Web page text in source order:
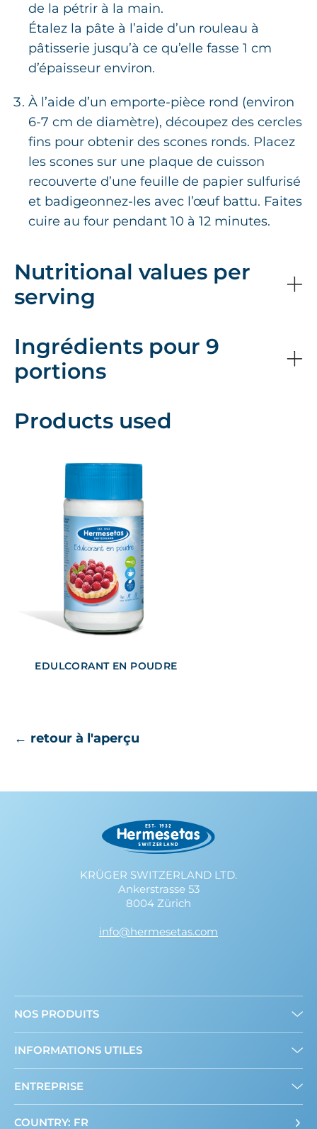
de la pétrir à la main.
Étalez la pâte à l’aide d’un rouleau à
pâtisserie jusqu’à ce qu’elle fasse 1 cm
d’épaisseur environ.
À l’aide d’un emporte-pièce rond (environ
6-7 cm de diamètre), découpez des cercles
fins pour obtenir des scones ronds. Placez
les scones sur une plaque de cuisson
recouverte d’une feuille de papier sulfurisé
et badigeonnez-les avec l’œuf battu. Faites
cuire au four pendant 10 à 12 minutes.
Nutritional values per
serving
Ingrédients pour 9
portions
Products used
EDULCORANT EN POUDRE
← retour à l'aperçu
KRÜGER SWITZERLAND LTD.
Ankerstrasse 53
8004 Zürich
info@hermesetas.com
NOS PRODUITS
Edulcorant en poudre
INFORMATIONS UTILES
ENTREPRISE
COUNTRY: FR